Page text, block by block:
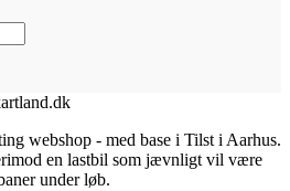
webshop - med base i Tilst i Aarhus.
en lastbil som jævnligt vil være
under løb.